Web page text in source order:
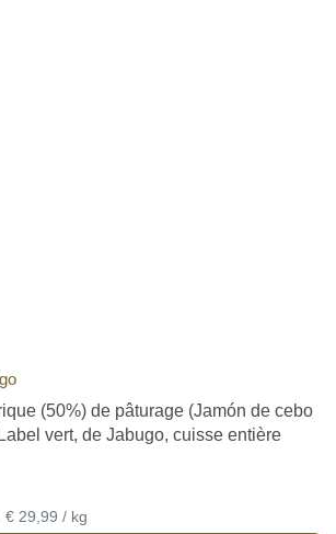
(50%) de pâturage (Jamón de cebo
vert, de Jabugo, cuisse entière
€ 29,99 / kg